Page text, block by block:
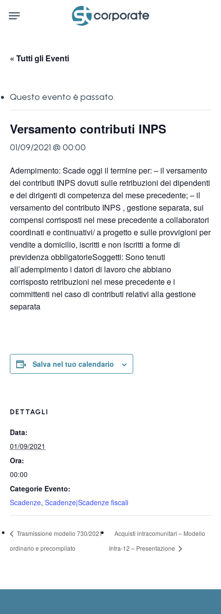
Menu
« Tutti gli Eventi
Questo evento è passato.
Versamento contributi INPS
01/09/2021 @ 00:00
Adempimento: Scade oggi il termine per: – il versamento
dei contributi INPS dovuti sulle retribuzioni dei dipendenti
e dei dirigenti di competenza del mese precedente; – il
versamento del contributo INPS , gestione separata, sui
compensi corrisposti nel mese precedente a collaboratori
coordinati e continuativi/ a progetto e sulle provvigioni per
vendite a domicilio, iscritti e non iscritti a forme di
previdenza obbligatorieSoggetti: Sono tenuti
all’adempimento i datori di lavoro che abbiano
corrisposto retribuzioni nel mese precedente e i
committenti nel caso di contributi relativi alla gestione
separata
Salva nel tuo calendario
DETTAGLI
Data:
01/09/2021
Ora:
00:00
Categorie Evento:
Scadenze, Scadenze|Scadenze fiscali
Trasmissione modello 730/2021
ordinario e precompilato
Acquisti intracomunitari – Modello
Intra-12 – Presentazione